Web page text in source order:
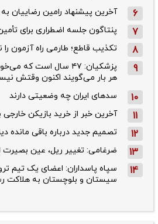
6 آخرین پیشنهاد رامین رضاییان
7 پنتاگون جلسه اضطراری برای
8 تکذیب قاطع؛‌ طارمی راه آزمون را
9
پزشکیان: ۴۷ سال است
هر بار می‌گویند اکنون وقتش
10 سدهای ایران چه وضعیتی دارند
11 آخرین خبر از خرید بازیکن
12 تصمیم جدید درباره باقی مانده
13 ضرغامی: تغییر ریل، عین
14
سپاه پاسداران: اعضای یک تیم
سیستان و بلوچستان به هلاکت